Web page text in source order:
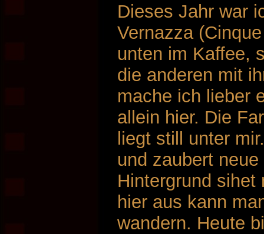
Dieses Jahr war
Vernazza
unten im Kaffee,
die anderen mit
mache ich lieber
allein hier. Die
liegt still unter
und zaubert
Hintergrund
hier aus kann
wandern. Heute